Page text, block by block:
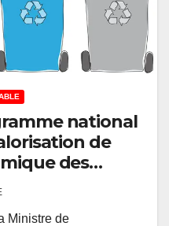
national
de
des
Ministre de